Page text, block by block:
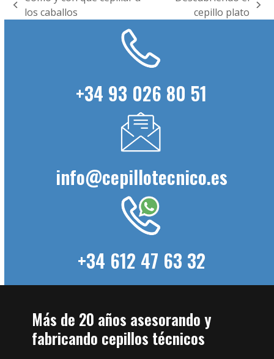
previous
los caballos
cepillo plato
+34 93 026 80 51
info@cepillotecnico.es
+34 612 47 63 32
Más de 20 años asesorando y
fabricando cepillos técnicos